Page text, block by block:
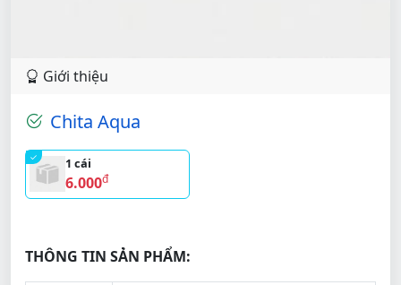
Giới thiệu
Chita Aqua
1 cái
6.000đ
THÔNG TIN SẢN PHẨM: